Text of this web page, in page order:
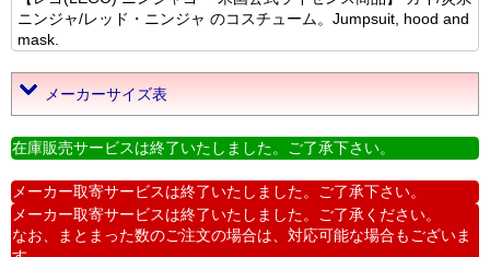
ニンジャ/レッド・ニンジャ のコスチューム。Jumpsuit, hood and
mask.
メーカーサイズ表
在庫販売サービスは終了いたしました。ご了承下さい。
メーカー取寄サービスは終了いたしました。ご了承下さい。
メーカー取寄サービスは終了いたしました。ご了承ください。
なお、まとまった数のご注文の場合は、対応可能な場合もございま